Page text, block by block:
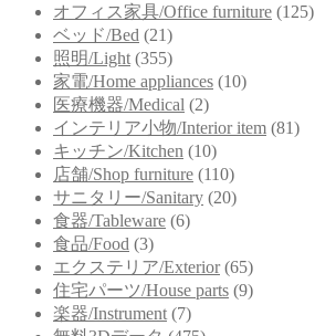
オフィス家具/Office furniture (125)
ベッド/Bed (21)
照明/Light (355)
家電/Home appliances (10)
医療機器/Medical (2)
インテリア小物/Interior item (81)
キッチン/Kitchen (10)
店舗/Shop furniture (110)
サニタリー/Sanitary (20)
食器/Tableware (6)
食品/Food (3)
エクステリア/Exterior (65)
住宅パーツ/House parts (9)
楽器/Instrument (7)